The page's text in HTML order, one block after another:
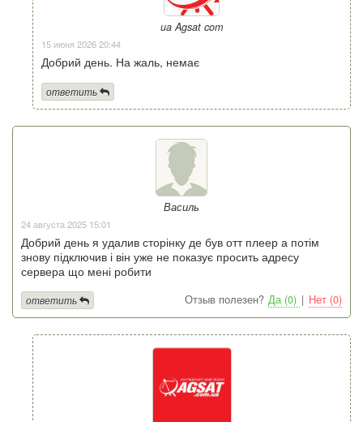
ua Agsat com
15 июня 2026 20:44
Добрий день. На жаль, немає
ответить
Василь
24 августа 2025 15:01
Добрий день я удалив сторінку де був отт плеер а потім
знову підключив і він уже не показує просить адресу
сервера що мені робити
Отзыв полезен? Да (0) | Нет (0)
ответить